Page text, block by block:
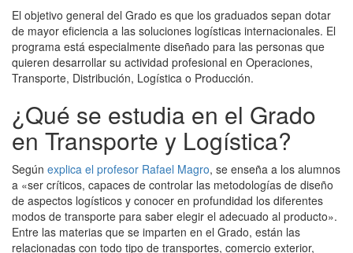
El objetivo general del Grado es que los graduados sepan dotar
de mayor eficiencia a las soluciones logísticas internacionales. El
programa está especialmente diseñado para las personas que
quieren desarrollar su actividad profesional en Operaciones,
Transporte, Distribución, Logística o Producción.
¿Qué se estudia en el Grado
en Transporte y Logística?
Según explica el profesor Rafael Magro, se enseña a los alumnos
a «ser críticos, capaces de controlar las metodologías de diseño
de aspectos logísticos y conocer en profundidad los diferentes
modos de transporte para saber elegir el adecuado al producto».
Entre las materias que se imparten en el Grado, están las
relacionadas con todo tipo de transportes, comercio exterior,